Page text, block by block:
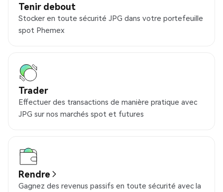
Tenir debout
Stocker en toute sécurité JPG dans votre portefeuille
spot Phemex
Trader
Effectuer des transactions de manière pratique avec
JPG sur nos marchés spot et futures
Rendre
Gagnez des revenus passifs en toute sécurité avec la